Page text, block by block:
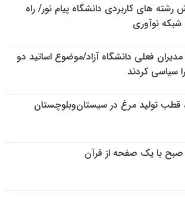
های کاربردی دانشگاه پیام نور/ راه
شبکه نوآوری
فعلی دانشگاه آزاد/موضوع اساتید دو
سیاسی کردند
تولید مرغ در سیستان‌وبلوچستان
با یک صفحه از قرآن